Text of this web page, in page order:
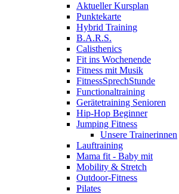
Aktueller Kursplan
Punktekarte
Hybrid Training
B.A.R.S.
Calisthenics
Fit ins Wochenende
Fitness mit Musik
FitnessSprechStunde
Functionaltraining
Gerätetraining Senioren
Hip-Hop Beginner
Jumping Fitness
Unsere Trainerinnen
Lauftraining
Mama fit - Baby mit
Mobility & Stretch
Outdoor-Fitness
Pilates